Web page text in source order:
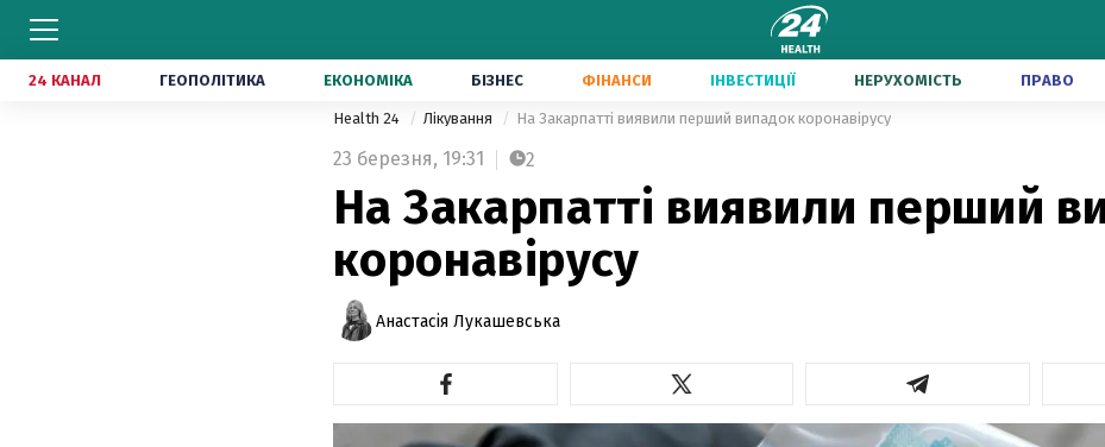
24 КАНАЛ ГЕОПОЛІТИКА ЕКОНОМІКА БІЗНЕС ФІНАНСИ ІНВЕСТИЦІЇ НЕРУХОМІСТЬ ПРАВО
Health 24 Лікування На Закарпатті виявили перший випадок коронавірусу
23 березня, 19:31 2
На Закарпатті виявили перший
коронавірусу
Анастасія Лукашевська